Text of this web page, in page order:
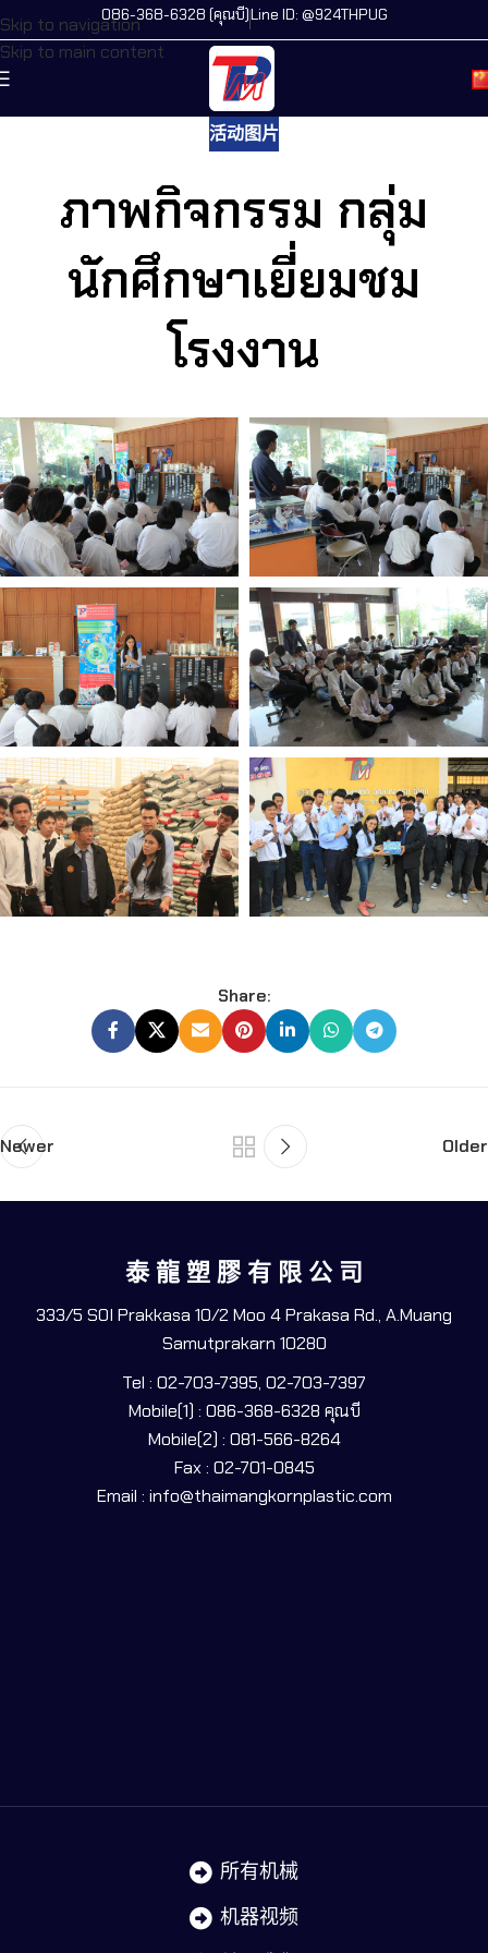
Skip to navigation
Skip to main content
086-368-6328 (คุณบี)Line ID: @924THPUG
活动图片
ภาพกิจกรรม กลุ่ม
นักศึกษาเยี่ยมชม
โรงงาน
Share:
Newer Older
泰 龍 塑 膠 有 限 公 司
333/5 SOI Prakkasa 10/2 Moo 4 Prakasa Rd., A.Muang
Samutprakarn 10280
Tel : 02-703-7395, 02-703-7397
Mobile(1) : 086-368-6328 คุณบี
Mobile(2) : 081-566-8264
Fax : 02-701-0845
Email : info@thaimangkornplastic.com
所有机械
机器视频